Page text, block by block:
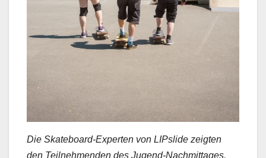
Die Skateboard-Experten von LIPslide zeigten
den Teilnehmenden des Jugend-Nachmittages,